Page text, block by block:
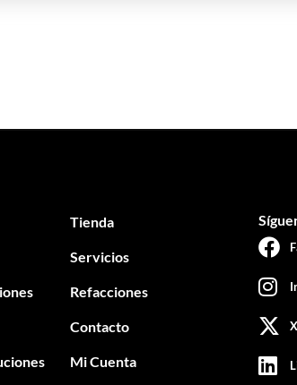
Tienda
Servicios
Refacciones
Contacto
Mi Cuenta
X